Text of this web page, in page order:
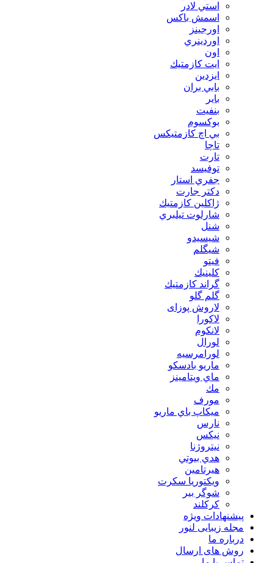
استي لادر
اسمش باكس
اورجينز
اوردينري
اون
ايت كازمتيك
ايزدين
بابي بران
بایر
بنفيت
بوكسوم
بي اچ كازمتيكس
تاچا
تارت
توفيسد
جفري استار
دكتر جارت
ژاكلين كازمتيك
شارلوت تيلبري
شنل
شيسيدو
شیگلم
فيتو
كلينيك
گراند كازمتيك
گلم گلو
لاروش پوزای
لاكورا
لانكوم
لورال
لورامرسيه
ماريو بادسكو
ماي ويتامينز
مك
مورف
ميكاپ باي ماريو
نارس
نيكس
نیتروژنا
هدي بيوتي
هیرتامین
ویکتوریا سکرت
شوگر بير
کرکلند
پیشنهادات ویژه
مجله زیبایی لنور
درباره ما
روش های ارسال